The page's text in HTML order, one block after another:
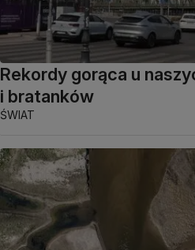
Rekordy gorąca u
i bratanków
ŚWIAT